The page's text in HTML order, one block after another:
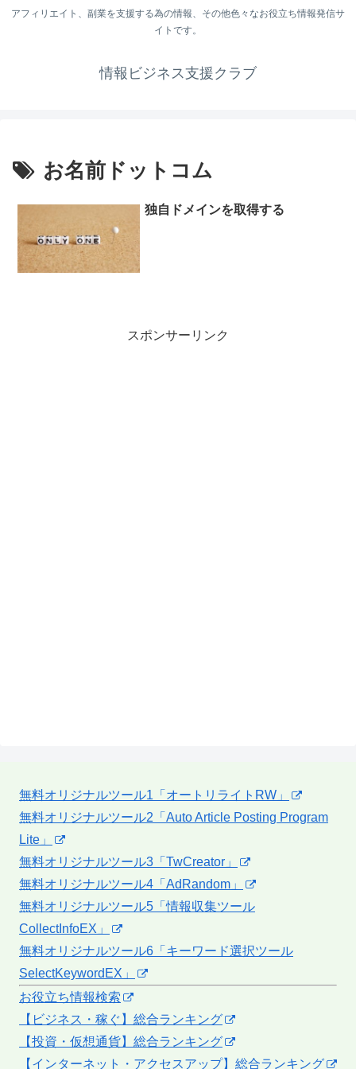
アフィリエイト、副業を支援する為の情報、その他色々なお役立ち情報発信サ
イトです。
情報ビジネス支援クラブ
お名前ドットコム
独自ドメインを取得する
スポンサーリンク
無料オリジナルツール1「オートリライトRW」
無料オリジナルツール2「Auto Article Posting Program
Lite」
無料オリジナルツール3「TwCreator」
無料オリジナルツール4「AdRandom」
無料オリジナルツール5「情報収集ツール
CollectInfoEX」
無料オリジナルツール6「キーワード選択ツール
SelectKeywordEX」
お役立ち情報検索
【ビジネス・稼ぐ】総合ランキング
【投資・仮想通貨】総合ランキング
【インターネット・アクセスアップ】総合ランキング